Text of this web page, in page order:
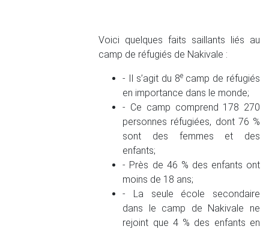
Voici quelques faits saillants liés au
camp de réfugiés de Nakivale :
- Il s’agit du 8ecamp de réfugiés
en importance dans le monde;
- Ce camp comprend 178 270
personnes réfugiées, dont 76 %
sont des femmes et des
enfants;
- Près de 46 % des enfants ont
moins de 18 ans;
- La seule école secondaire
dans le camp de Nakivale ne
rejoint que 4 % des enfants en